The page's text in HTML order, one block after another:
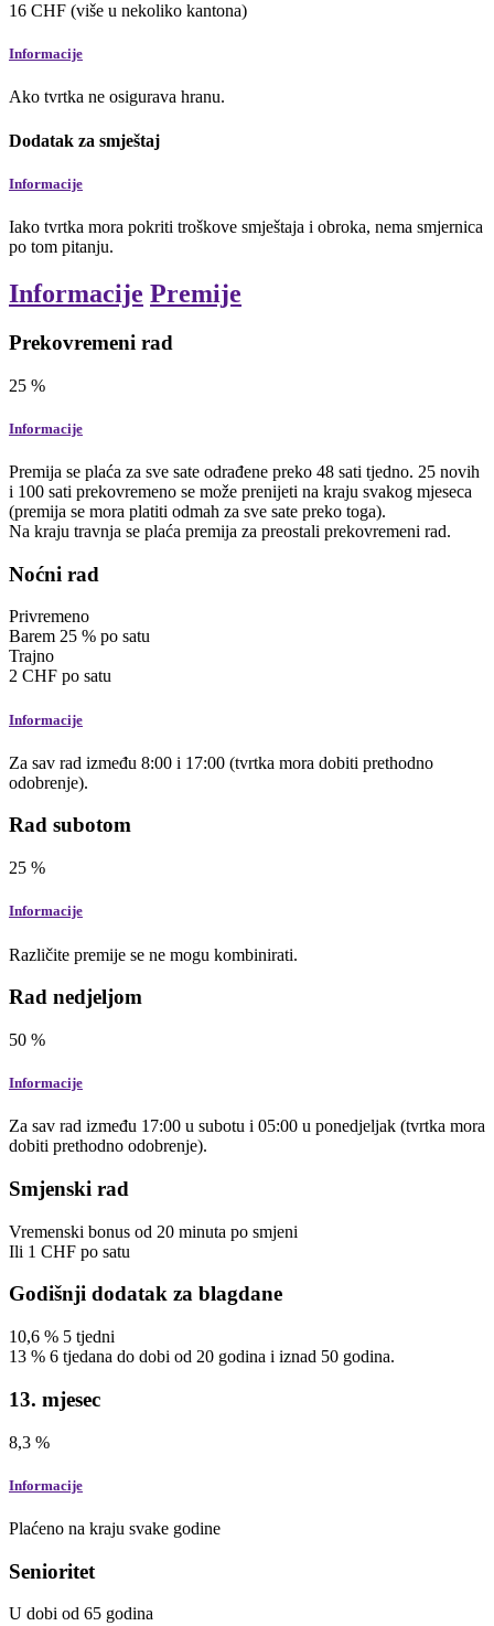
16 CHF (više u nekoliko kantona)
Informacije
Ako tvrtka ne osigurava hranu.
Dodatak za smještaj
Informacije
Iako tvrtka mora pokriti troškove smještaja i obroka, nema smjernica
po tom pitanju.
Informacije Premije
Prekovremeni rad
25 %
Informacije
Premija se plaća za sve sate odrađene preko 48 sati tjedno. 25 novih
i 100 sati prekovremeno se može prenijeti na kraju svakog mjeseca
(premija se mora platiti odmah za sve sate preko toga).
Na kraju travnja se plaća premija za preostali prekovremeni rad.
Noćni rad
Privremeno
Barem 25 % po satu
Trajno
2 CHF po satu
Informacije
Za sav rad između 8:00 i 17:00 (tvrtka mora dobiti prethodno
odobrenje).
Rad subotom
25 %
Informacije
Različite premije se ne mogu kombinirati.
Rad nedjeljom
50 %
Informacije
Za sav rad između 17:00 u subotu i 05:00 u ponedjeljak (tvrtka mora
dobiti prethodno odobrenje).
Smjenski rad
Vremenski bonus od 20 minuta po smjeni
Ili 1 CHF po satu
Godišnji dodatak za blagdane
10,6 % 5 tjedni
13 % 6 tjedana do dobi od 20 godina i iznad 50 godina.
13. mjesec
8,3 %
Informacije
Plaćeno na kraju svake godine
Senioritet
U dobi od 65 godina